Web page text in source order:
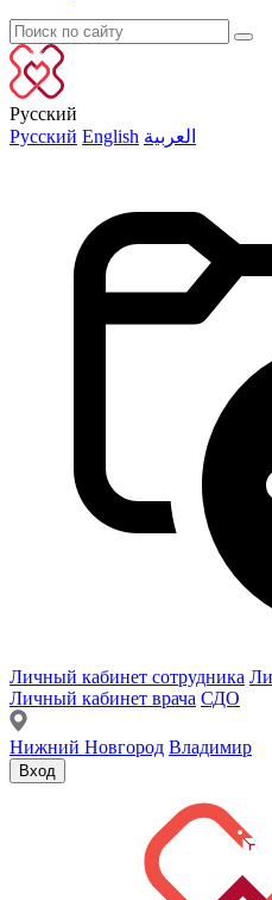
Русский
Русский English العربية
Личный кабинет сотрудника
Личный кабинет врача СДО
Нижний Новгород Владимир
Вход